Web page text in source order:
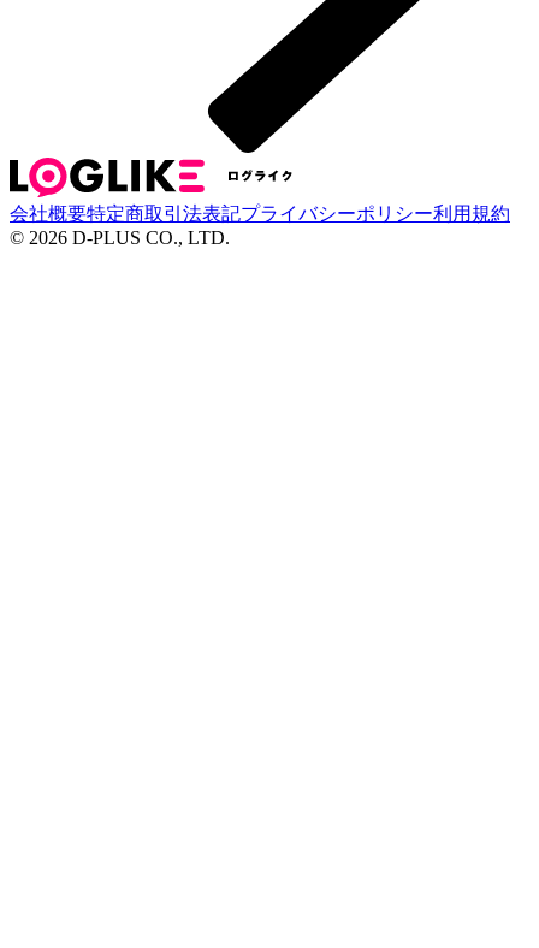
会社概要特定商取引法表記プライバシーポリシー利用規約
© 2026 D-PLUS CO., LTD.